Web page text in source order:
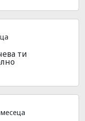
ти